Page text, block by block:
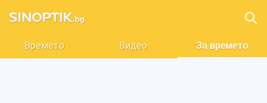
Времето Видео За времето